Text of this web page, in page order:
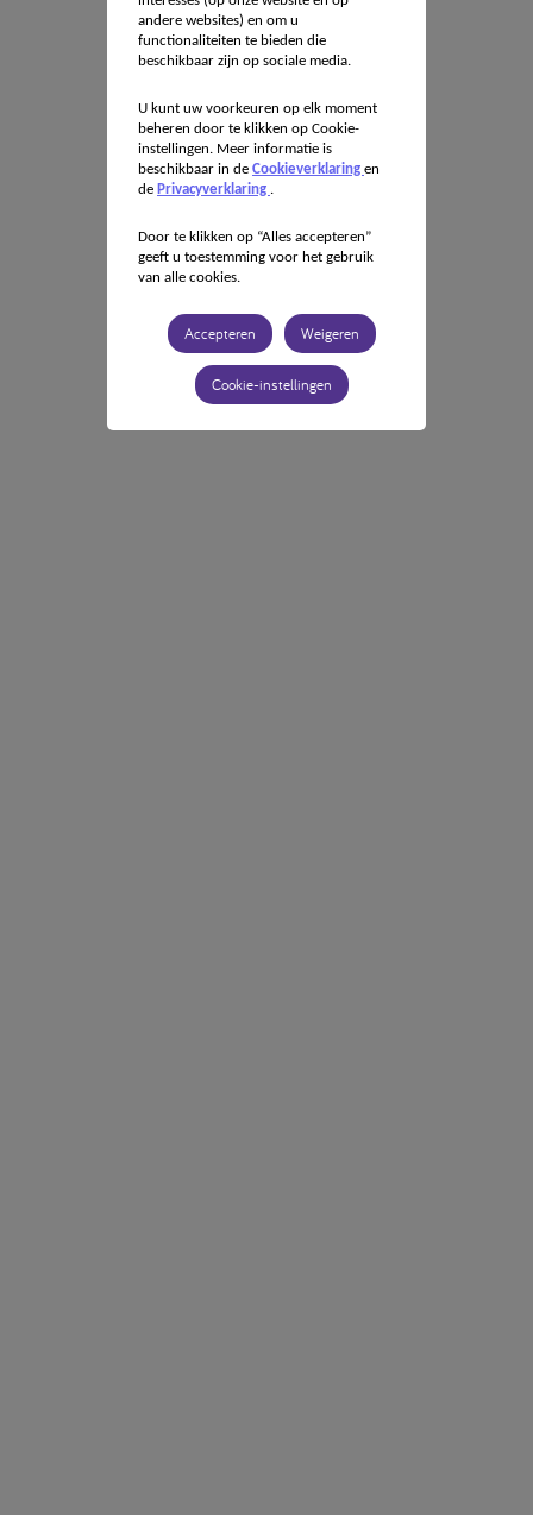
andere websites) en om u
functionaliteiten te bieden die
beschikbaar zijn op sociale media.
U kunt uw voorkeuren op elk moment
beheren door te klikken op Cookie-
instellingen. Meer informatie is
beschikbaar in de Cookieverklaring en
de Privacyverklaring .
Door te klikken op “Alles accepteren”
geeft u toestemming voor het gebruik
van alle cookies.
Accepteren Weigeren
Cookie-instellingen